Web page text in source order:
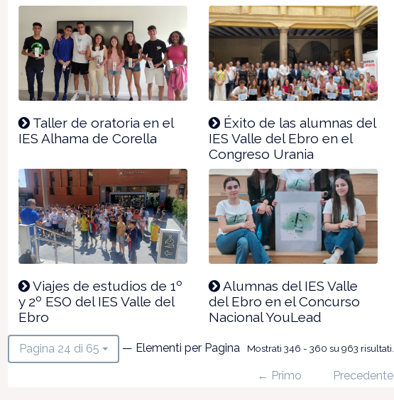
Taller de oratoria en el
IES Alhama de Corella
Éxito de las alumnas del
IES Valle del Ebro en el
Congreso Urania
Viajes de estudios de 1º
y 2º ESO del IES Valle del
Ebro
Alumnas del IES Valle
del Ebro en el Concurso
Nacional YouLead
Pagina 24 di 65 — Elementi per Pagina Mostrati 346 - 360 su 963 risultati.
← Primo Precedente